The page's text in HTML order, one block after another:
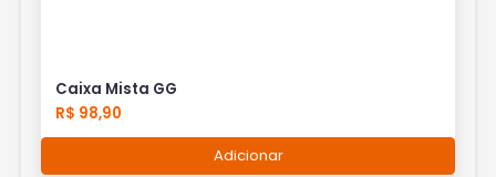
Caixa Mista GG
R$ 98,90
Adicionar